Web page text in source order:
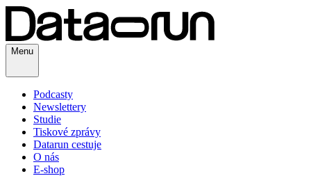
Menu
Podcasty
Newslettery
Studie
Tiskové zprávy
Datarun cestuje
O nás
E-shop